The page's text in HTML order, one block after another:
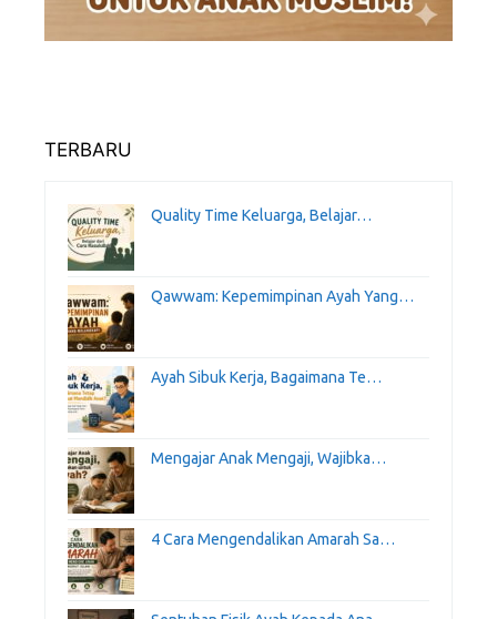
TERBARU
Quality Time Keluarga, Belajar…
Qawwam: Kepemimpinan Ayah Yang…
Ayah Sibuk Kerja, Bagaimana Te…
Mengajar Anak Mengaji, Wajibka…
4 Cara Mengendalikan Amarah Sa…